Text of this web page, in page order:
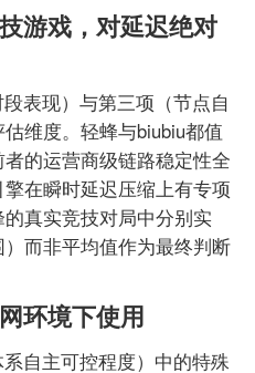
游戏，对延迟绝对
表现）与第三项（节点自
维度。轻蜂与biubiu都值
的运营商级链路稳定性全
在瞬时延迟压缩上有专项
真实竞技对局中分别实
而非平均值作为最终判断
环境下使用
自主可控程度）中的特殊